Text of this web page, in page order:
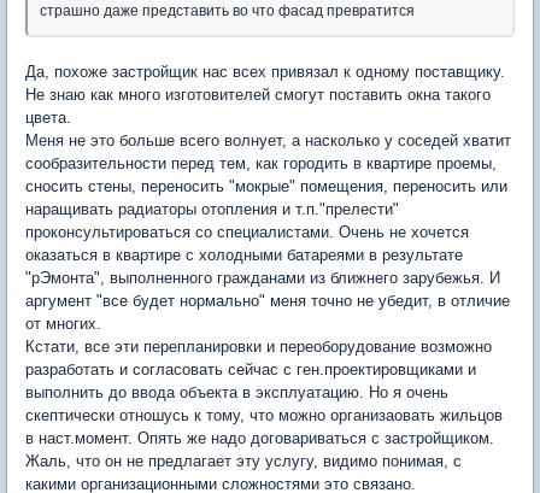
страшно даже представить во что фасад превратится
Да, похоже застройщик нас всех привязал к одному поставщику.
Не знаю как много изготовителей смогут поставить окна такого
цвета.
Меня не это больше всего волнует, а насколько у соседей хватит
сообразительности перед тем, как городить в квартире проемы,
сносить стены, переносить "мокрые" помещения, переносить или
наращивать радиаторы отопления и т.п."прелести"
проконсультироваться со специалистами. Очень не хочется
оказаться в квартире с холодными батареями в результате
"рЭмонта", выполненного гражданами из ближнего зарубежья. И
аргумент "все будет нормально" меня точно не убедит, в отличие
от многих.
Кстати, все эти перепланировки и переоборудование возможно
разработать и согласовать сейчас с ген.проектировщиками и
выполнить до ввода объекта в эксплуатацию. Но я очень
скептически отношусь к тому, что можно организаовать жильцов
в наст.момент. Опять же надо договариваться с застройщиком.
Жаль, что он не предлагает эту услугу, видимо понимая, с
какими организационными сложностями это связано.